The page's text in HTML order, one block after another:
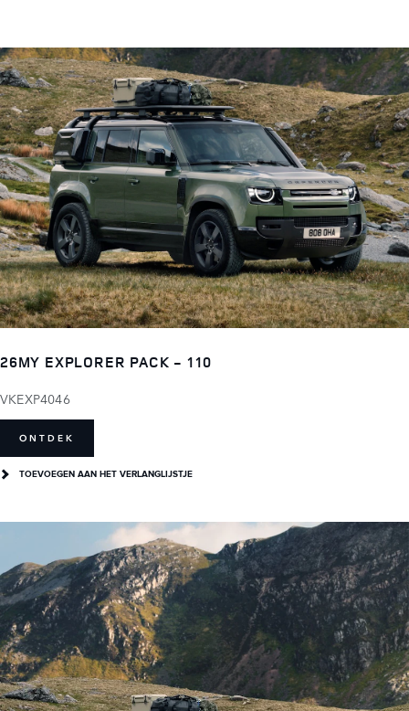
26MY EXPLORER PACK - 110
VKEXP4046
ONTDEK
TOEVOEGEN AAN HET VERLANGLIJSTJE